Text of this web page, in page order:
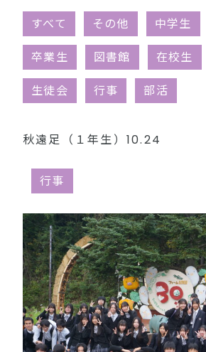
同窓会（外部リンク）
すべて その他 中学生
卒業生 図書館 在校生
生徒会 行事 部活
秋遠足（１年生）10.24
行事